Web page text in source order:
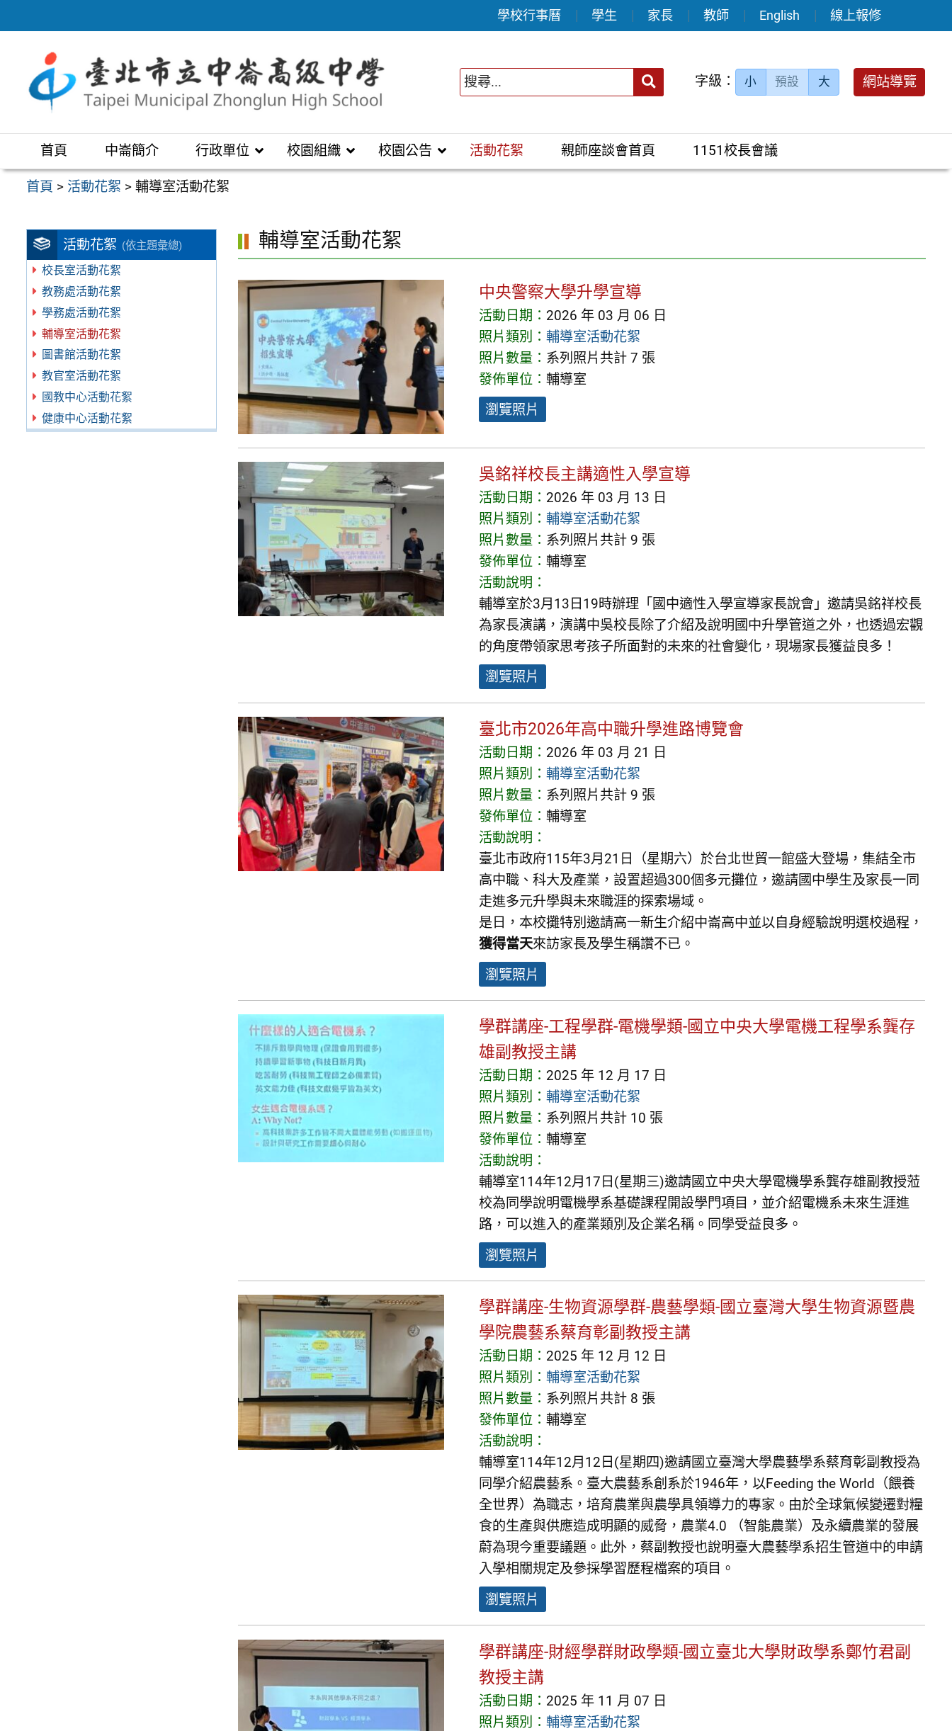
至
區
學校行事曆 學生 家長 教師 English 線上報修
送出 字級： 小 預設 大 網站導覽
首頁 中崙簡介 行政單位 校園組織 校園公告 活動花絮 親師座談會首頁 1151校長會議
首頁 > 活動花絮 >輔導室活動花絮
活動花絮 (依主題彙總)
校長室活動花絮
教務處活動花絮
學務處活動花絮
輔導室活動花絮
圖書館活動花絮
教官室活動花絮
國教中心活動花絮
健康中心活動花絮
輔導室活動花絮
中央警察大學升學宣導
活動日期： 2026 年 03 月 06 日
照片類別： 輔導室活動花絮
照片數量： 系列照片共計 7 張
發佈單位： 輔導室
瀏覽照片
吳銘祥校長主講適性入學宣導
活動日期： 2026 年 03 月 13 日
照片類別： 輔導室活動花絮
照片數量： 系列照片共計 9 張
發佈單位： 輔導室
活動說明：
輔導室於3月13日19時辦理「國中適性入學宣導家長說會」邀請吳銘祥校長
為家長演講，演講中吳校長除了介紹及說明國中升學管道之外，也透過宏觀
的角度帶領家思考孩子所面對的未來的社會變化，現場家長獲益良多！
瀏覽照片
臺北市2026年高中職升學進路博覽會
活動日期： 2026 年 03 月 21 日
照片類別： 輔導室活動花絮
照片數量： 系列照片共計 9 張
發佈單位： 輔導室
活動說明：
臺北市政府115年3月21日（星期六）於台北世貿一館盛大登場，集結全市
高中職、科大及產業，設置超過300個多元攤位，邀請國中學生及家長一同
走進多元升學與未來職涯的探索場域。
是日，本校攤特別邀請高一新生介紹中崙高中並以自身經驗說明選校過程，
獲得當天來訪家長及學生稱讚不已。
瀏覽照片
學群講座-工程學群-電機學類-國立中央大學電機工程學系龔存
雄副教授主講
活動日期： 2025 年 12 月 17 日
照片類別： 輔導室活動花絮
照片數量： 系列照片共計 10 張
發佈單位： 輔導室
活動說明：
輔導室114年12月17日(星期三)邀請國立中央大學電機學系龔存雄副教授蒞
校為同學說明電機學系基礎課程開設學門項目，並介紹電機系未來生涯進
路，可以進入的產業類別及企業名稱。同學受益良多。
瀏覽照片
學群講座-生物資源學群-農藝學類-國立臺灣大學生物資源暨農
學院農藝系蔡育彰副教授主講
活動日期： 2025 年 12 月 12 日
照片類別： 輔導室活動花絮
照片數量： 系列照片共計 8 張
發佈單位： 輔導室
活動說明：
輔導室114年12月12日(星期四)邀請國立臺灣大學農藝學系蔡育彰副教授為
同學介紹農藝系。臺大農藝系創系於1946年，以Feeding the World（餵養
全世界）為職志，培育農業與農學具領導力的專家。由於全球氣候變遷對糧
食的生產與供應造成明顯的威脅，農業4.0 （智能農業）及永續農業的發展
蔚為現今重要議題。此外，蔡副教授也說明臺大農藝學系招生管道中的申請
入學相關規定及參採學習歷程檔案的項目。
瀏覽照片
學群講座-財經學群財政學類-國立臺北大學財政學系鄭竹君副
教授主講
活動日期： 2025 年 11 月 07 日
照片類別： 輔導室活動花絮